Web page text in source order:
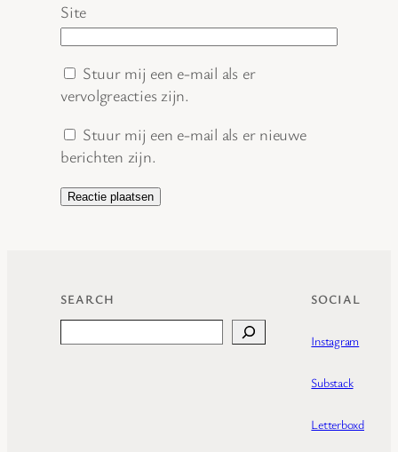
Site
Stuur mij een e-mail als er
vervolgreacties zijn.
Stuur mij een e-mail als er nieuwe
berichten zijn.
SEARCH SOCIAL
Instagram
Substack
Letterboxd